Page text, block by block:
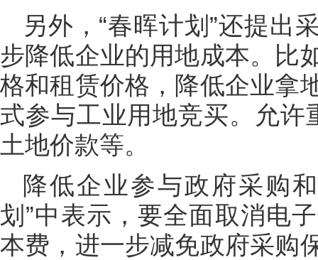
另外，“春晖计划”还提出
步降低企业的用地成本。比
格和租赁价格，降低企业拿
式参与工业用地竞买。允
土地价款等。
降低企业参与政府采购
划”中表示，要全面取消电
本费，进一步减免政府采购